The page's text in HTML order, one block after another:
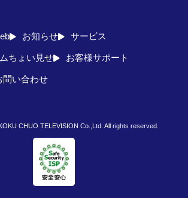
お知らせ サービス
ちょい見せ お客様サポート
問い合わせ
CHUO TELEVISION Co.,Ltd. All rights reserved.